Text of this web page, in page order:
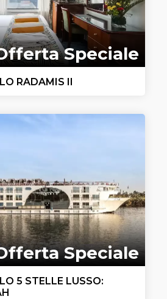
Speciale
RADAMIS II
Speciale
5 STELLE LUSSO: